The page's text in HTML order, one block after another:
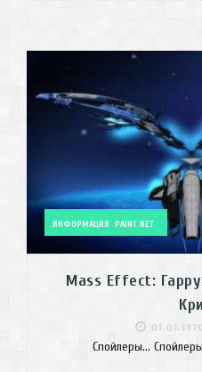
ИНФОРМАЦИЯ PAINT.NET
Mass Effect:
01.01.1970
Спойлеры...